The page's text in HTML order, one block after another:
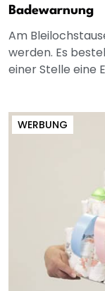
Badewarnung
Am
werden. Es
einer Stelle eine
WERBUNG